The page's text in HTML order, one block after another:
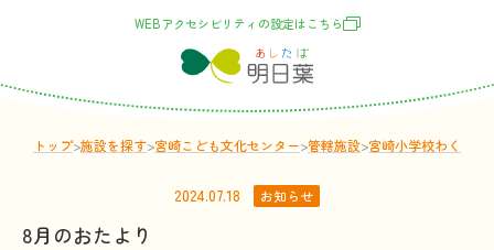
WEBアクセシビリティの設定はこちら
トップ>施設を探す>宮崎こども文化センター>管轄施設>宮崎小学校わくわく
2024.07.18 お知らせ
8月のおたより